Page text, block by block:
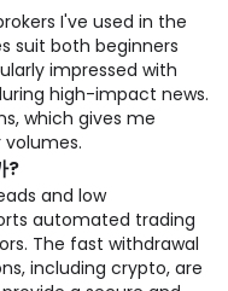
I've used in the
suit both beginners
impressed with
high-impact news.
which gives me
?
and low
automated trading
The fast withdrawal
including crypto, are